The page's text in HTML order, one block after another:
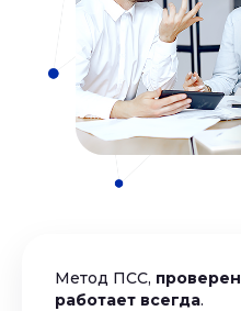
Метод ПСС, проверен
работает всегда.